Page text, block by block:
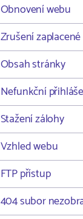
Obnovení webu
Zrušení
Obsah stránky
Nefunkční
Stažení zálohy
Vzhled webu
FTP přístup
404 subor